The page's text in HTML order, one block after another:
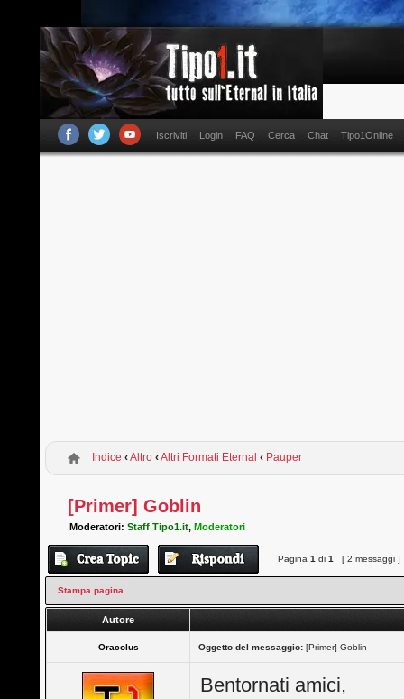
Iscriviti Login FAQ Cerca Chat Tipo1Online
Indice ‹Altro ‹Altri Formati Eternal ‹ Pauper
[Primer] Goblin
Moderatori:Staff Tipo1.it,Moderatori
Pagina1 di1 [ 2 messaggi ]
Stampa pagina
Autore
Oracolus Oggetto del messaggio: [Primer] Goblin
Bentornati amici,